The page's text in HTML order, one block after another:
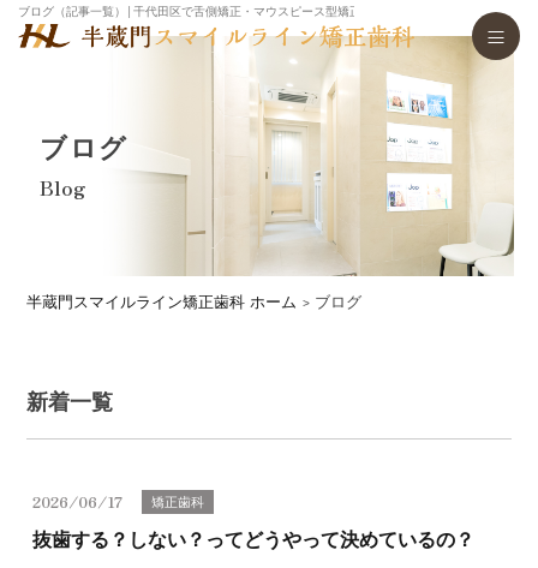
ブログ（記事一覧）│千代田区で舌側矯正・マウスピース型矯正歯科装置（インビザライン）
ブログ
Blog
半蔵門スマイルライン矯正歯科 ホーム ブログ
新着一覧
2026/06/17 矯正歯科
抜歯する？しない？ってどうやって決めているの？